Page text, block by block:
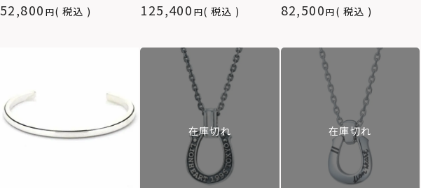
52,800 税込 125,400 税込 82,500 税込
在庫切れ 在庫切れ